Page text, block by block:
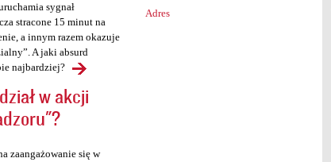
sygnał
stracone 15 minut na
a innym razem okazuje
A jaki absurd
najbardziej?
w akcji
zaangażowanie się w
Adres